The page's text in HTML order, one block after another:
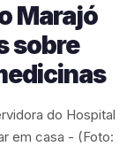
Marajó
sobre
do Hospital
em casa - (Foto: